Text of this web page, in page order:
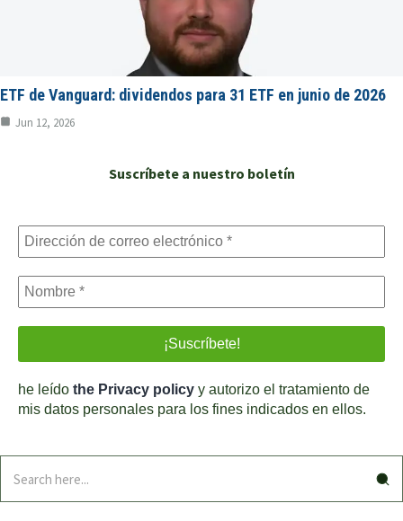
ETF de Vanguard: dividendos para 31 ETF en junio de 2026
Jun 12, 2026
Suscríbete a nuestro boletín
he leído the Privacy policy y autorizo el tratamiento de
mis datos personales para los fines indicados en ellos.